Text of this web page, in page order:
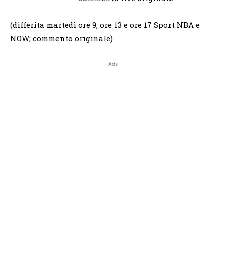
(differita martedì ore 9; ore 13 e ore 17 Sport NBA e
NOW; commento originale)
Ads